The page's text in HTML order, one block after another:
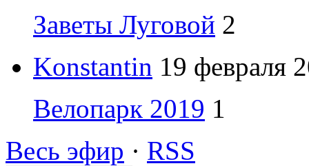
Заветы Луговой 2
Konstantin 19 февраля
Велопарк 2019 1
Весь эфир · RSS